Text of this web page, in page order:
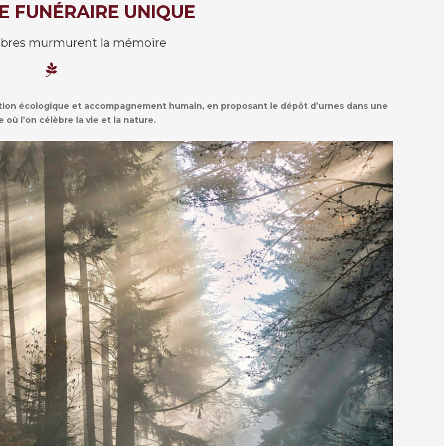
FUNÉRAIRE UNIQUE
murmurent la mémoire
écologique et accompagnement humain, en proposant le dépôt d’urnes dans une
où l’on célèbre la vie et la nature.